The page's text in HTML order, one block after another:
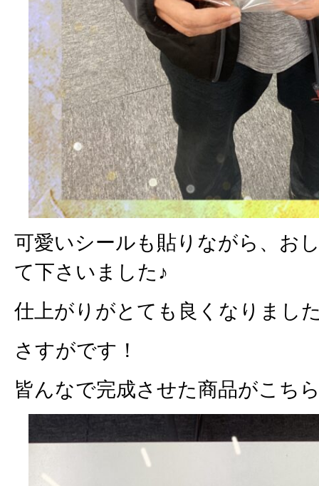
可愛いシールも貼りながら、お
て下さいました♪
仕上がりがとても良くなりました
さすがです！
皆んなで完成させた商品がこち